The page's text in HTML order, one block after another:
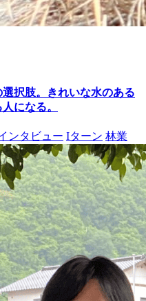
択肢。きれいな水のある
になる。
ンタビュー Iターン 林業